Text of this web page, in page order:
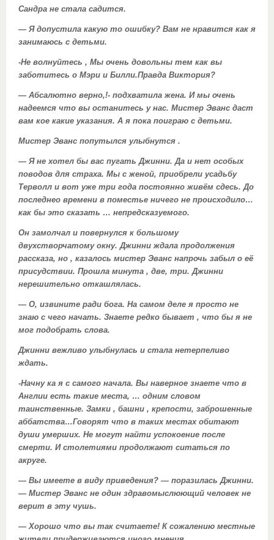
Сандра не стала садится.
— Я допустила какую то ошибку? Вам не нравится как я
занимаюсь с детьми.
-Не волнуйтесь , Мы очень довольны тем как вы
заботитесь о Мэри и Билли.Правда Виктория?
— Абсалютно верно,!- подхватила жена. И мы очень
надеемся что вы останитесь у нас. Мистер Эванс даст
вам кое какие указания. А я пока поиграю с детьми.
Мистер Эванс попутылся улыбнутся .
— Я не хотел бы вас пугать Джинни. Да и нет особых
поводов для страха. Мы с женой, приобрели усадьбу
Терволл и вот уже три года постоянно живём сдесь. До
последнео времени в поместье ничего не происходило…
как бы это сказать … непредсказуемого.
Он замолчал и повернулся к большому
двухстворчатому окну. Джинни ждала продолжения
рассказа, но , казалось мистер Эванс напрочь забыл о её
присудствии. Прошла минута , две, три. Джинни
нерешительно откашлялась.
— О, извините ради бога. На самом деле я просто не
знаю с чего начать. Знаете редко бывает , что бы я не
мог подобрать слова.
Джинни вежливо улыбнулась и стала нетерпеливо
ждать.
-Начну ка я с самого начала. Вы наверное знаете что в
Англии есть такие места, … одним словом
таинственные. Замки , башни , крепости, заброшенные
аббатства…Говорят что в таких местах обитают
души умерших. Не могут найти успокоение после
смерти. И столетиями продолжают ситаться по
акруге.
— Вы имеете в виду приведения? — поразилась Джинни.
— Мистер Эванс не один здравомыслюющий человек не
верит в эту чушь.
— Хорошо что вы так считаете! К сожалению местные